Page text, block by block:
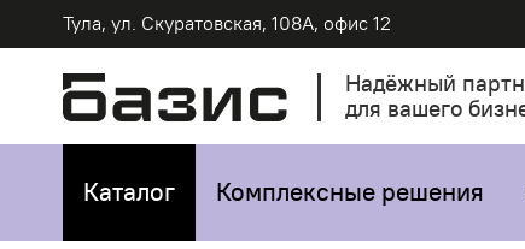
Тула, ул. Скуратовская, 108А, офис 12
Надёжный
для вашего
Каталог Комплексные решения